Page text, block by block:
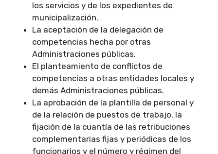
los servicios y de los expedientes de
municipalización.
La aceptación de la delegación de
competencias hecha por otras
Administraciones públicas.
El planteamiento de conflictos de
competencias a otras entidades locales y
demás Administraciones públicas.
La aprobación de la plantilla de personal y
de la relación de puestos de trabajo, la
fijación de la cuantía de las retribuciones
complementarias fijas y periódicas de los
funcionarios y el número y régimen del